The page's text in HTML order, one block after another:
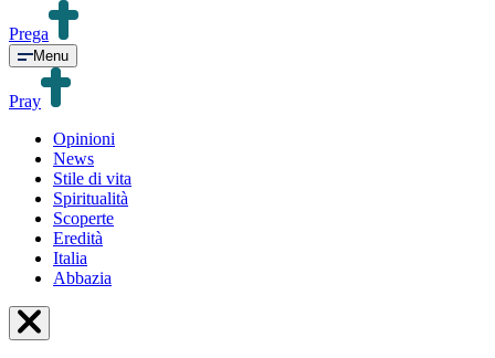
Prega
Menu
Pray
Opinioni
News
Stile di vita
Spiritualità
Scoperte
Eredità
Italia
Abbazia